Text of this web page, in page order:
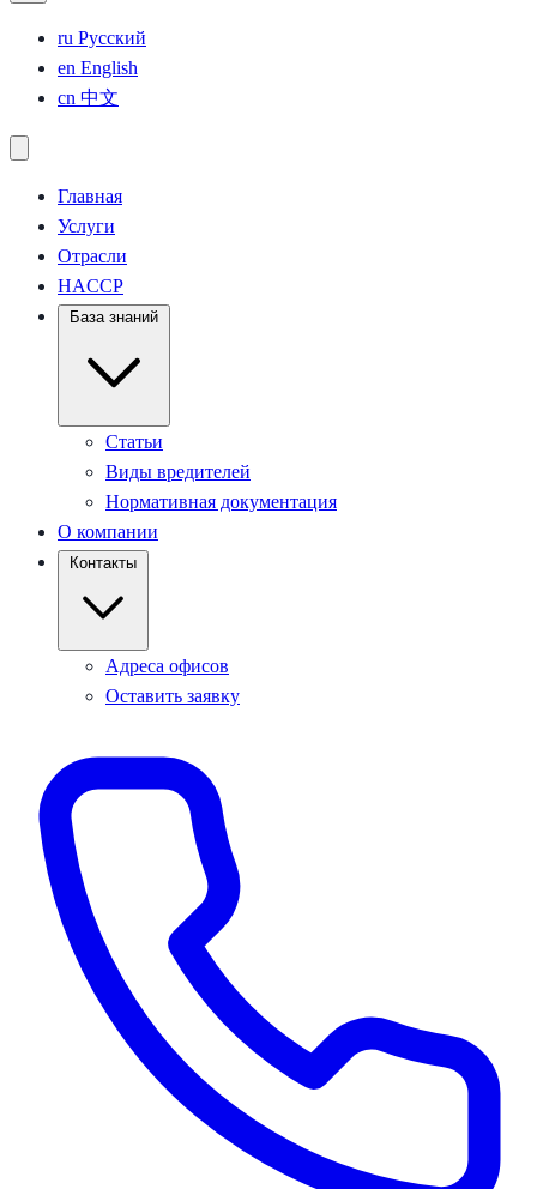
ru Русский
en English
cn 中文
Главная
Услуги
Отрасли
HACCP
База знаний
Статьи
Виды вредителей
Нормативная документация
О компании
Контакты
Адреса офисов
Оставить заявку